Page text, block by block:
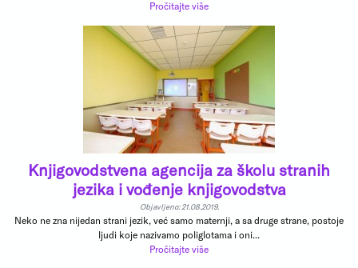
Pročitajte više
Knjigovodstvena agencija za školu stranih
jezika i vođenje knjigovodstva
Objavljeno: 21.08.2019.
Neko ne zna nijedan strani jezik, već samo maternji, a sa druge strane, postoje
ljudi koje nazivamo poliglotama i oni...
Pročitajte više